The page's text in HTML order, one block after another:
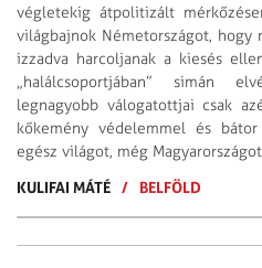
végletekig átpolitizált
világbajnok Németországot,
izzadva harcoljanak a kiesés
„halálcsoportjában” simán
legnagyobb válogatottjai csak
kőkemény védelemmel és
egész világot, még
KULIFAI MÁTÉ / BELFÖLD